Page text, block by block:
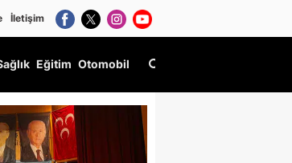
İletişim
Eğitim Otomobil